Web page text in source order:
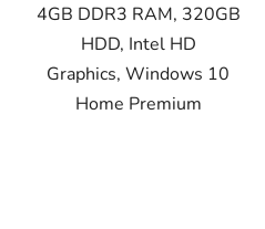
4GB DDR3 RAM, 320GB
HDD, Intel HD
Graphics, Windows 10
Home Premium